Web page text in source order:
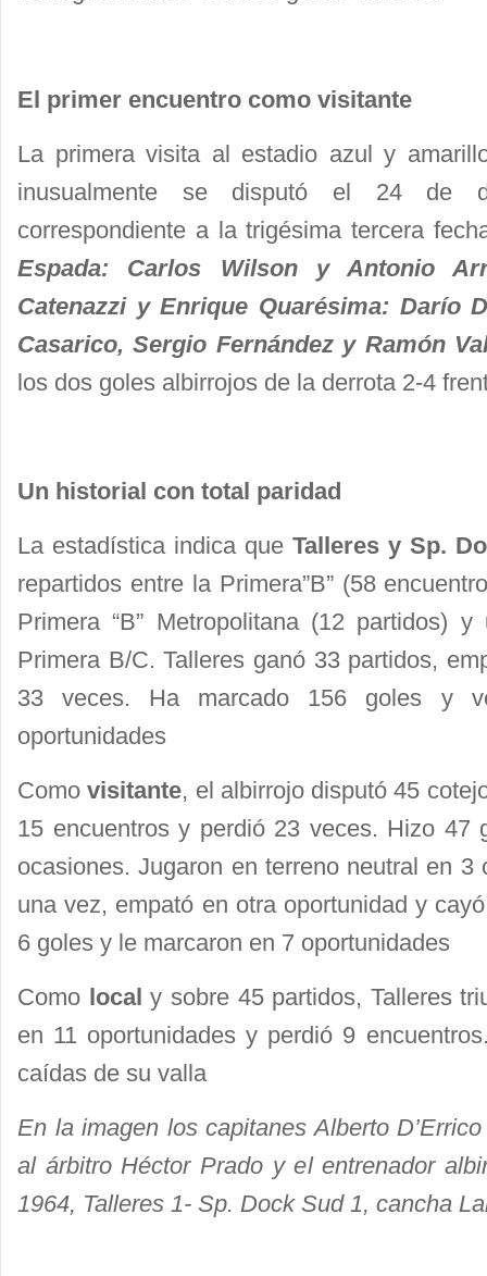
El primer encuentro como visitante
La primera visita al estadio azul y
inusualmente se disputó el 24 de
correspondiente a la trigésima tercera
Espada: Carlos Wilson y Antonio
Catenazzi y Enrique Quarésima: Darío
Casarico, Sergio Fernández y Ramón
los dos goles albirrojos de la derrota 2-4
Un historial con total paridad
La estadística indica que Talleres y Sp.
repartidos entre la Primera”B” (58
Primera “B” Metropolitana (12 partidos)
Primera B/C. Talleres ganó 33 partidos,
33 veces. Ha marcado 156 goles y
oportunidades
Comovisitante, el albirrojo disputó 45
15 encuentros y perdió 23 veces. Hizo 47
ocasiones. Jugaron en terreno neutral en
una vez, empató en otra oportunidad y
6 goles y le marcaron en 7 oportunidades
Como local y sobre 45 partidos, Talleres
en 11 oportunidades y perdió 9
caídas de su valla
En la imagen los capitanes Alberto
al árbitro Héctor Prado y el entrenador
1964, Talleres 1- Sp. Dock Sud 1, cancha